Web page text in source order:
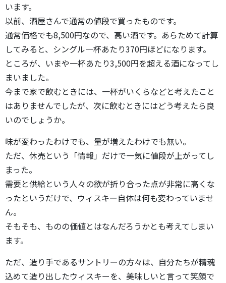
います。
以前、酒屋さんで通常の値段で買ったものです。
通常価格でも8,500円なので、高い酒です。あらためて計算
してみると、シングル一杯あたり370円ほどになります。
ところが、いまや一杯あたり3,500円を超える酒になってし
まいました。
今まで家で飲むときには、一杯がいくらなどと考えたこと
はありませんでしたが、次に飲むときにはどう考えたら良
いのでしょうか。
味が変わったわけでも、量が増えたわけでも無い。
ただ、休売という「情報」だけで一気に値段が上がってし
まった。
需要と供給という人々の欲が折り合った点が非常に高くな
ったというだけで、ウィスキー自体は何も変わっていませ
ん。
そもそも、ものの価値とはなんだろうかとも考えてしまい
ます。
ただ、造り手であるサントリーの方々は、自分たちが精魂
込めて造り出したウィスキーを、美味しいと言って笑顔で